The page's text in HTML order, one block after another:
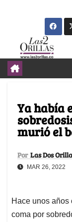
Ya había
murió el
Por Las Dos
MAR 26, 2022
Hace unos años
coma por